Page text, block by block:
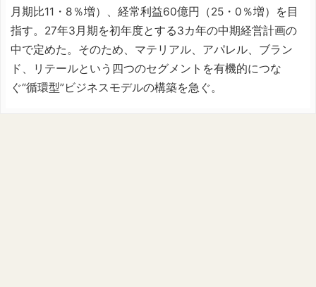
月期比11・8％増）、経常利益60億円（25・0％増）を目
指す。27年3月期を初年度とする3カ年の中期経営計画の
中で定めた。そのため、マテリアル、アパレル、ブラン
ド、リテールという四つのセグメントを有機的につな
ぐ“循環型”ビジネスモデルの構築を急ぐ。